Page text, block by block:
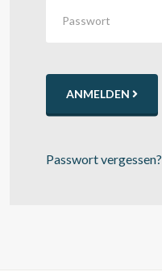
ANMELDEN
Passwort vergessen?